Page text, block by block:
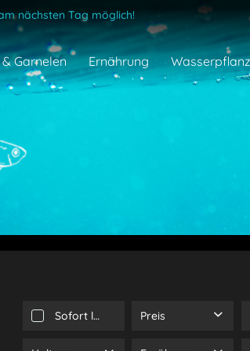
nächsten Tag möglich!
& Garnelen Ernährung
Sofort lieferbar Preis